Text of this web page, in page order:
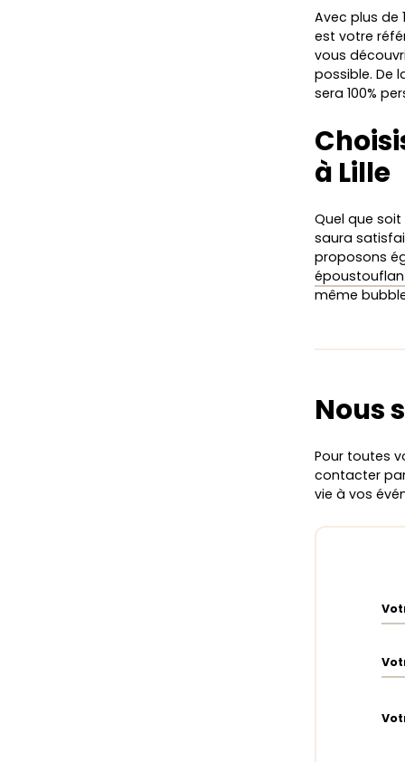
Avec plus de
est votre
vous
possible. De
sera 100%
à Lille
Quel que
saura
proposons
même
Nous
Pour toutes
contacter par
vie à vos